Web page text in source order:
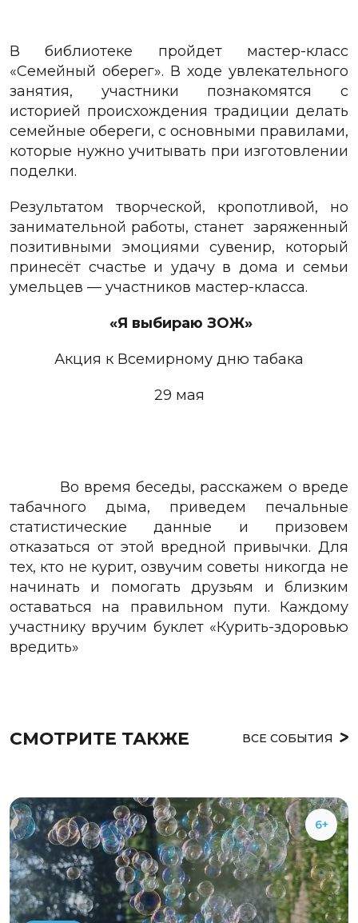
В библиотеке пройдет мастер-класс
«Семейный оберег». В ходе увлекательного
занятия, участники познакомятся с
историей происхождения традиции делать
семейные обереги, с основными правилами,
которые нужно учитывать при изготовлении
поделки.
Результатом творческой, кропотливой, но
занимательной работы, станет заряженный
позитивными эмоциями сувенир, который
принесёт счастье и удачу в дома и семьи
умельцев — участников мастер-класса.
«Я выбираю ЗОЖ»
Акция к Всемирному дню табака
29 мая
Во время беседы, расскажем о вреде
табачного дыма, приведем печальные
статистические данные и призовем
отказаться от этой вредной привычки. Для
тех, кто не курит, озвучим советы никогда не
начинать и помогать друзьям и близким
оставаться на правильном пути. Каждому
участнику вручим буклет «Курить-здоровью
вредить»
СМОТРИТЕ ТАКЖЕ ВСЕ СОБЫТИЯ
6+